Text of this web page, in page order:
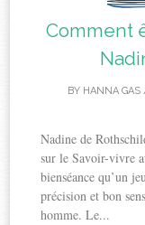
Comment
BY HANNA GAS
Nadine de
sur le Savoir-vivre
bienséance qu’un
précision et bon
homme. Le...